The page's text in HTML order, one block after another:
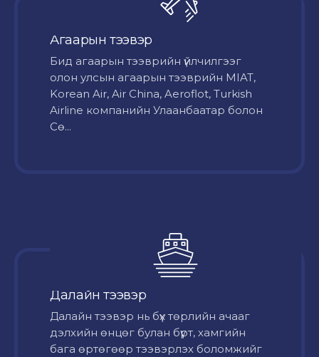
Агаарын тээвэр
Бид агаарын тээврийн үйлчилгээг
олон улсын агаарын тээврийн MIAT,
Korean Air, Air China, Aeroflot, Turkish
Airline компанийн Улаанбаатар болон
Сө...
Далайн тээвэр
Далайн тээвэр нь бүх төрлийн ачааг
дэлхийн өнцөг булан бүрт, хамгийн
бага өртөгөөр тээвэрлэх боломжийг